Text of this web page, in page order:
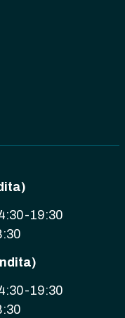
19:30
19:30